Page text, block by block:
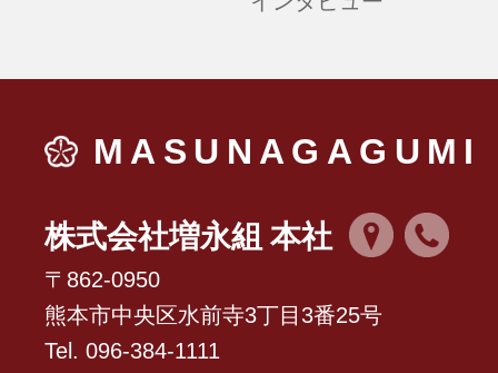
MASUNAGAGUMI
株式会社増永組 本社
〒862-0950
熊本市中央区水前寺3丁目3番25号
Tel. 096-384-1111